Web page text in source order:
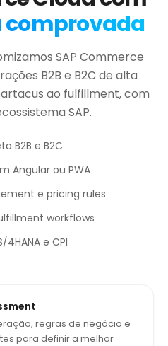
SAP Commerce
B2B e B2C de alta
ao fulfillment, com
SAP.
B2B e B2C
Angular ou PWA
e pricing rules
workflows
e CPI
regras de negócio e
para definir a melhor